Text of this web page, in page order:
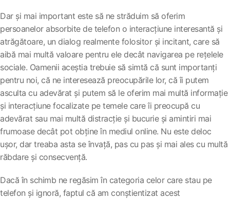
Dar și mai important este să ne străduim să oferim
persoanelor absorbite de telefon o interacțiune interesantă și
atrăgătoare, un dialog realmente folositor și incitant, care să
aibă mai multă valoare pentru ele decât navigarea pe rețelele
sociale. Oamenii aceștia trebuie să simtă că sunt importanți
pentru noi, că ne interesează preocupările lor, că îi putem
asculta cu adevărat și putem să le oferim mai multă informație
și interacțiune focalizate pe temele care îi preocupă cu
adevărat sau mai multă distracție și bucurie și amintiri mai
frumoase decât pot obține în mediul online. Nu este deloc
ușor, dar treaba asta se învață, pas cu pas și mai ales cu multă
răbdare și consecvență.
Dacă în schimb ne regăsim în categoria celor care stau pe
telefon și ignoră, faptul că am conștientizat acest